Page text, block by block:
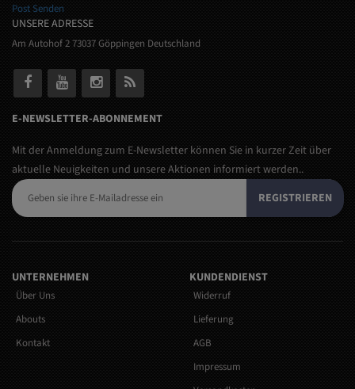
Post Senden
UNSERE ADRESSE
Am Autohof 2 73037 Göppingen Deutschland
E-NEWSLETTER-ABONNEMENT
Mit der Anmeldung zum E-Newsletter können Sie in kurzer Zeit über
aktuelle Neuigkeiten und unsere Aktionen informiert werden..
REGISTRIEREN
UNTERNEHMEN
Über Uns
Abouts
Kontakt
KUNDENDIENST
Widerruf
Lieferung
AGB
Impressum